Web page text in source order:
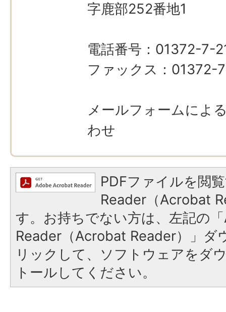
字鹿部252番地1
電話番号：01372-7-
ファックス：01372-
メールフォームによ
わせ
PDFファイルを閲
Reader（Acrobat
す。お持ちでない方は、左記の
Reader（Acrobat Reader）」ダ
リックして、ソフトウェアをダ
トールしてください。